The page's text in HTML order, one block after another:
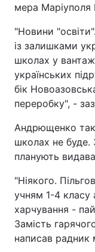
мера
"Новини
із залишками
школах у
українських
бік
переробку", -
Андрющенко
школах не буде.
планують
"Ніякого.
учням 1-4 класу
харчування -
Замість
написав радник